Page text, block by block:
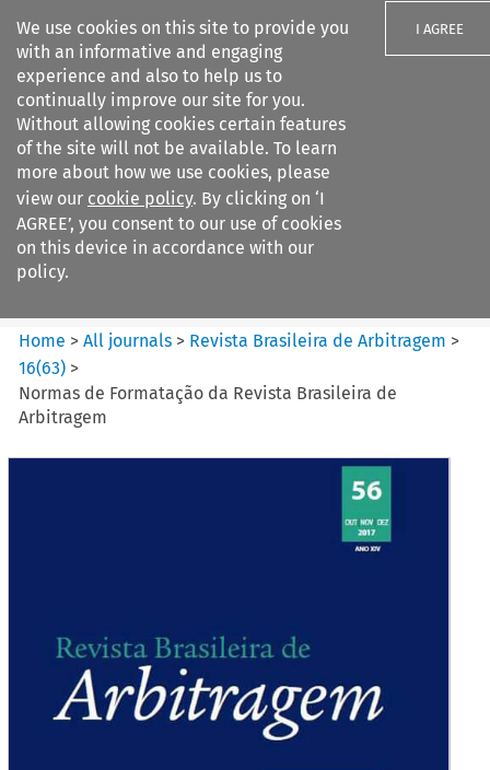
We use cookies on this site to provide you
with an informative and engaging
experience and also to help us to
continually improve our site for you.
Without allowing cookies certain features
of the site will not be available. To learn
more about how we use cookies, please
view our cookie policy. By clicking on ‘I
AGREE’, you consent to our use of cookies
on this device in accordance with our
policy.
I AGREE
Search filters
Revista Brasileira de
Arbitragem
Home >All journals > Revista Brasileira de Arbitragem >
16(63) >
Normas de Formatação da Revista Brasileira de
Arbitragem